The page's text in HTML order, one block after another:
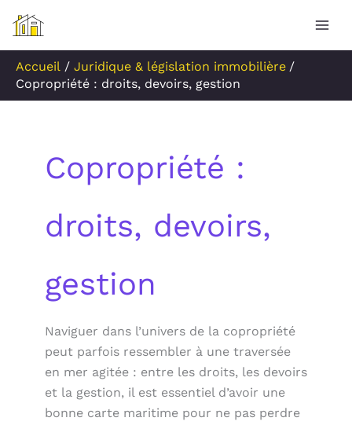
Aller
au
Accueil
Juridique & législation immobilière
Copropriété : droits, devoirs, gestion
Copropriété :
droits, devoirs,
gestion
Naviguer dans l’univers de la copropriété
peut parfois ressembler à une traversée
en mer agitée : entre les droits, les devoirs
et la gestion, il est essentiel d’avoir une
bonne carte maritime pour ne pas perdre
Rechercher